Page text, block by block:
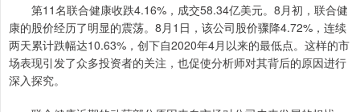
第11名联合健康收跌4.16%，成交58.34亿美元。8月初，联合健
康的股价经历了明显的震荡。8月1日，该公司股价骤降4.72%，连续
两天累计跌幅达10.63%，创下自2020年4月以来的最低点。这样的市
场表现引发了众多投资者的关注，也促使分析师对其背后的原因进行
深入探究。